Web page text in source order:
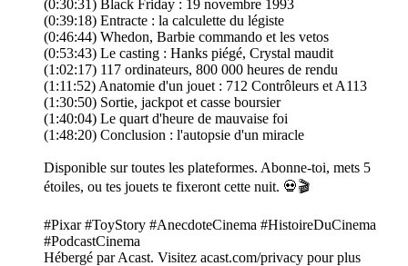
(0:30:31) Black Friday : 19 novembre 1993
(0:39:18) Entracte : la calculette du légiste
(0:46:44) Whedon, Barbie commando et les vetos
(0:53:43) Le casting : Hanks piégé, Crystal maudit
(1:02:17) 117 ordinateurs, 800 000 heures de rendu
(1:11:52) Anatomie d'un jouet : 712 Contrôleurs et A113
(1:30:50) Sortie, jackpot et casse boursier
(1:40:04) Le quart d'heure de mauvaise foi
(1:48:20) Conclusion : l'autopsie d'un miracle
Disponible sur toutes les plateformes. Abonne-toi, mets 5
étoiles, ou tes jouets te fixeront cette nuit. 💀🎬
#Pixar #ToyStory #AnecdoteCinema #HistoireDuCinema
#PodcastCinema
Hébergé par Acast. Visitez acast.com/privacy pour plus